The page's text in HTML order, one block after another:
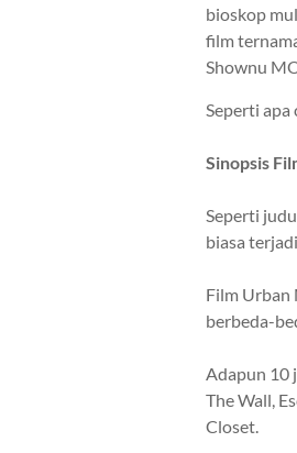
bioskop
film
Shownu
Seperti
Sinopsis
Seperti
biasa
Film Urban
berbeda-
Adapun 10
The Wall,
Closet.